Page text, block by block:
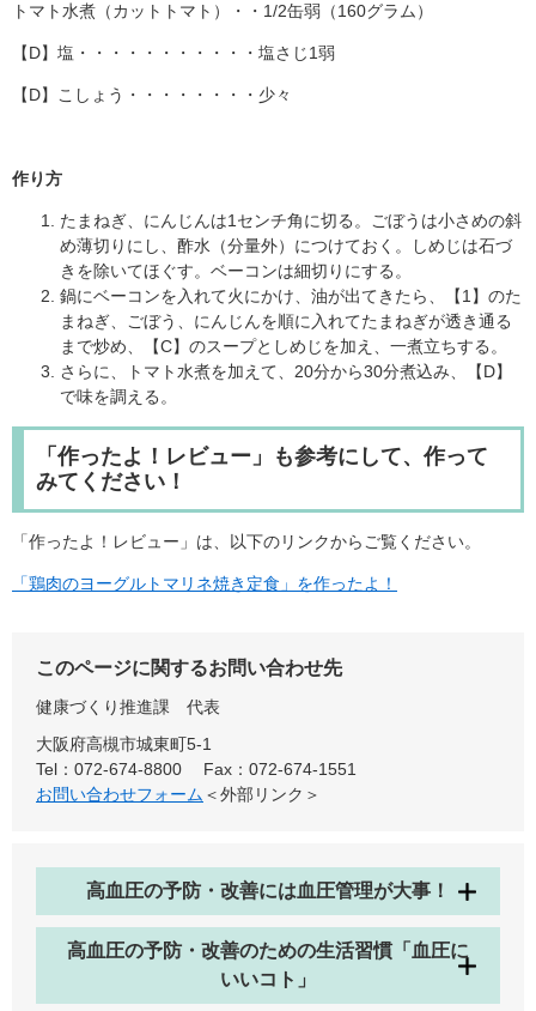
トマト水煮（カットトマト）・・1/2缶弱（160グラム）
【D】塩・・・・・・・・・・・塩さじ1弱
【D】こしょう・・・・・・・・少々
作り方
たまねぎ、にんじんは1センチ角に切る。ごぼうは小さめの斜
め薄切りにし、酢水（分量外）につけておく。しめじは石づ
きを除いてほぐす。ベーコンは細切りにする。
鍋にベーコンを入れて火にかけ、油が出てきたら、【1】のた
まねぎ、ごぼう、にんじんを順に入れてたまねぎが透き通る
まで炒め、【C】のスープとしめじを加え、一煮立ちする。
さらに、トマト水煮を加えて、20分から30分煮込み、【D】
で味を調える。
「作ったよ！レビュー」も参考にして、作って
みてください！
「作ったよ！レビュー」は、以下のリンクからご覧ください。
「鶏肉のヨーグルトマリネ焼き定食」を作ったよ！
このページに関するお問い合わせ先
健康づくり推進課
代表
大阪府高槻市城東町5-1
Tel：072-674-8800
Fax：072-674-1551
お問い合わせフォーム ＜外部リンク＞
高血圧の予防・改善には血圧管理が大事！
高血圧の予防・改善のための生活習慣「血圧に
いいコト」